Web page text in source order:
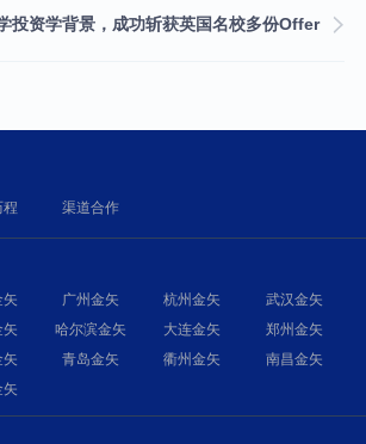
投资学背景，成功斩获英国名校多份Offer
程 渠道合作
矢 广州金矢 杭州金矢
武汉金矢
矢 哈尔滨金矢 大连金矢
郑州金矢
矢 青岛金矢 衢州金矢
南昌金矢
矢